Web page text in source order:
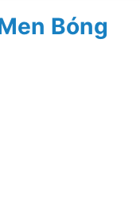
Bóng